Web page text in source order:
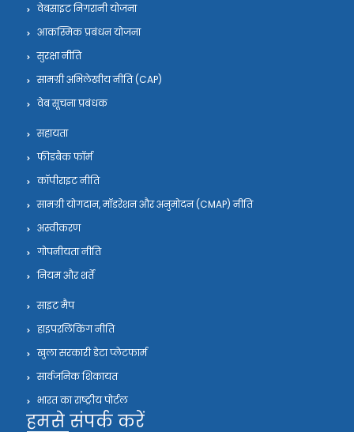
वेबसाइट निगरानी योजना
आकस्मिक प्रबंधन योजना
सुरक्षा नीति
सामग्री अभिलेखीय नीति (CAP)
वेब सूचना प्रबंधक
सहायता
फीडबैक फॉर्म
कॉपीराइट नीति
सामग्री योगदान, मॉडरेशन और अनुमोदन (CMAP) नीति
अस्वीकरण
गोपनीयता नीति
नियम और शर्तें
साइट मैप
हाइपरलिंकिंग नीति
खुला सरकारी डेटा प्लेटफार्म
सार्वजनिक शिकायत
भारत का राष्ट्रीय पोर्टल
हमसे संपर्क करें